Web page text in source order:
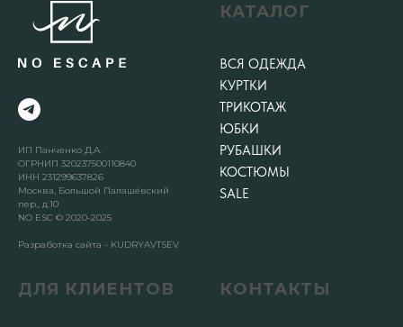
ИП Панченко Д.А.
ОГРНИП 320237500110840
ИНН 231299637826
Москва, Большой Палашёвский
пер., д.10
NO ESC © 2020-2025
Разработка сайта - KUDRYAVTSEV
КАТАЛОГ
ВСЯ ОДЕЖДА
КУРТКИ
ТРИКОТАЖ
ЮБКИ
РУБАШКИ
КОСТЮМЫ
SALE
ДЛЯ КЛИЕНТОВ КОНТАКТЫ